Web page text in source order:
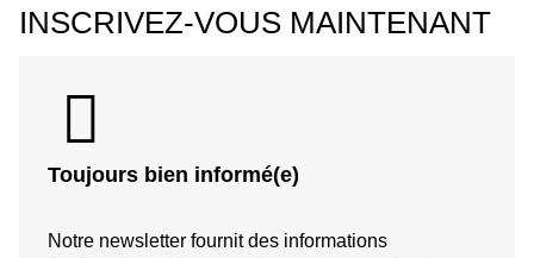
INSCRIVEZ-VOUS MAINTENANT
Toujours bien informé(e)
Notre newsletter fournit des informations